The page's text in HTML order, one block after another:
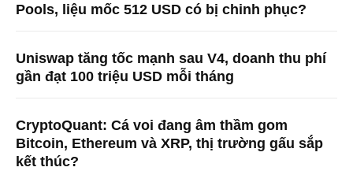
Pools, liệu mốc 512 USD có bị chinh phục?
Uniswap tăng tốc mạnh sau V4, doanh thu phí
gần đạt 100 triệu USD mỗi tháng
CryptoQuant: Cá voi đang âm thầm gom
Bitcoin, Ethereum và XRP, thị trường gấu sắp
kết thúc?